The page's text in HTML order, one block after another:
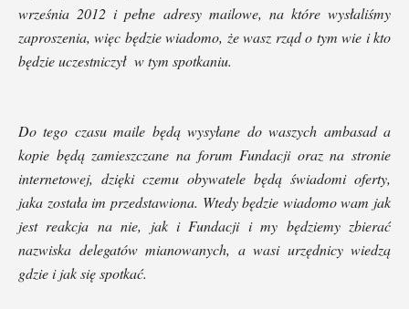
września 2012 i pełne adresy mailowe, na które wysłaliśmy
zaproszenia, więc będzie wiadomo, że wasz rząd o tym wie i kto
będzie uczestniczył w tym spotkaniu.
Do tego czasu maile będą wysyłane do waszych ambasad a
kopie będą zamieszczane na forum Fundacji oraz na stronie
internetowej, dzięki czemu obywatele będą świadomi oferty,
jaka została im przedstawiona. Wtedy będzie wiadomo wam jak
jest reakcja na nie, jak i Fundacji i my będziemy zbierać
nazwiska delegatów mianowanych, a wasi urzędnicy wiedzą
gdzie i jak się spotkać.